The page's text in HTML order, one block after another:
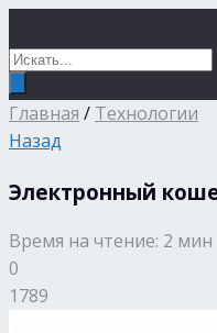
Главная / Технологии
Назад
Электронный
Время на чтение: 2 мин
0
1789